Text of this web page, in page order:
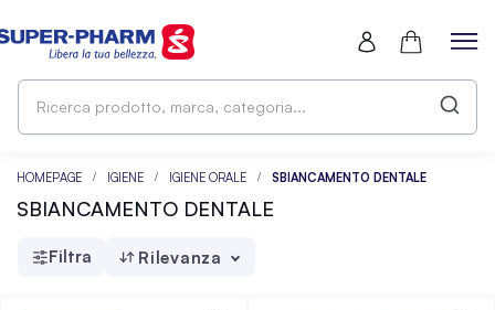
HOMEPAGE IGIENE IGIENE ORALE SBIANCAMENTO DENTALE
SBIANCAMENTO DENTALE
Filtra Rilevanza